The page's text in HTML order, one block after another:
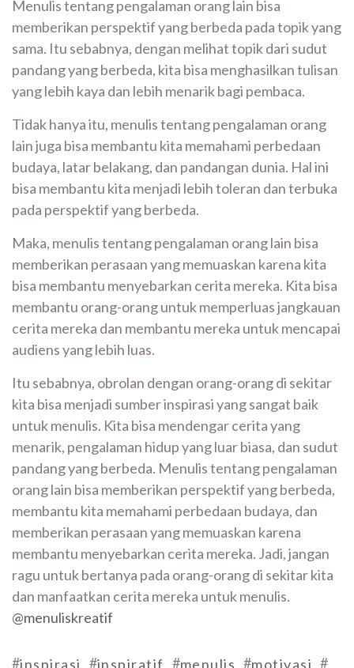
Menulis tentang pengalaman orang lain bisa
memberikan perspektif yang berbeda pada topik yang
sama. Itu sebabnya, dengan melihat topik dari sudut
pandang yang berbeda, kita bisa menghasilkan tulisan
yang lebih kaya dan lebih menarik bagi pembaca.
Tidak hanya itu, menulis tentang pengalaman orang
lain juga bisa membantu kita memahami perbedaan
budaya, latar belakang, dan pandangan dunia. Hal ini
bisa membantu kita menjadi lebih toleran dan terbuka
pada perspektif yang berbeda.
Maka, menulis tentang pengalaman orang lain bisa
memberikan perasaan yang memuaskan karena kita
bisa membantu menyebarkan cerita mereka. Kita bisa
membantu orang-orang untuk memperluas jangkauan
cerita mereka dan membantu mereka untuk mencapai
audiens yang lebih luas.
Itu sebabnya, obrolan dengan orang-orang di sekitar
kita bisa menjadi sumber inspirasi yang sangat baik
untuk menulis. Kita bisa mendengar cerita yang
menarik, pengalaman hidup yang luar biasa, dan sudut
pandang yang berbeda. Menulis tentang pengalaman
orang lain bisa memberikan perspektif yang berbeda,
membantu kita memahami perbedaan budaya, dan
memberikan perasaan yang memuaskan karena
membantu menyebarkan cerita mereka. Jadi, jangan
ragu untuk bertanya pada orang-orang di sekitar kita
dan manfaatkan cerita mereka untuk menulis.
@menuliskreatif
#inspirasi #inspiratif #menulis #motivasi #